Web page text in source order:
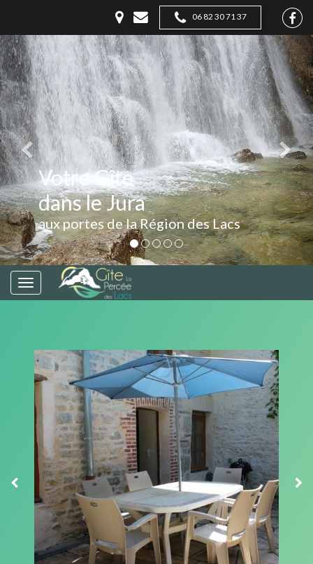
06 82 30 71 37
Votre Gîte
dans le Jura
aux portes de la Région des Lacs